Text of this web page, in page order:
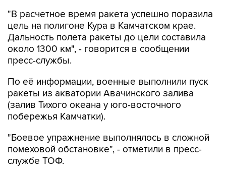
"В расчетное время ракета успешно поразила
цель на полигоне Кура в Камчатском крае.
Дальность полета ракеты до цели составила
около 1300 км", - говорится в сообщении
пресс-службы.
По её информации, военные выполнили пуск
ракеты из акватории Авачинского залива
(залив Тихого океана у юго-восточного
побережья Камчатки).
"Боевое упражнение выполнялось в сложной
помеховой обстановке", - отметили в пресс-
службе ТОФ.